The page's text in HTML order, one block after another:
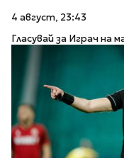
4 август, 23:43
Гласувай за Играч на